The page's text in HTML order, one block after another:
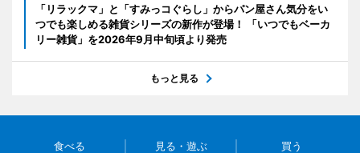
「リラックマ」と「すみっコぐらし」からパン屋さん気分をい
つでも楽しめる雑貨シリーズの新作が登場！ 「いつでもベーカ
リー雑貨」を2026年9月中旬頃より発売
もっと見る
食べる 見る・遊ぶ 買う